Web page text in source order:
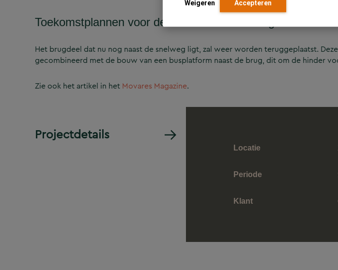
Weigeren Accepteren
Toekomstplannen voor de Nelson Mandelabrug
Het brugdeel dat nu nog naast de snelweg ligt, zal weer worden teruggeplaatst.
gecombineerd met de bouw van een busplatform naast de brug, dit om de hinder
Zie ook het artikel in het Movares Magazine.
Projectdetails
Locatie
Periode
Klant